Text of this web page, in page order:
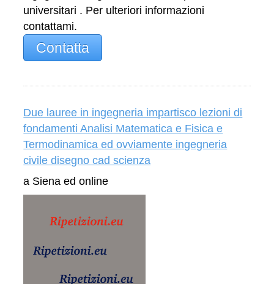
universitari . Per ulteriori informazioni
contattami.
Contatta
Due lauree in ingegneria impartisco lezioni di
fondamenti Analisi Matematica e Fisica e
Termodinamica ed ovviamente ingegneria
civile disegno cad scienza
a Siena ed online